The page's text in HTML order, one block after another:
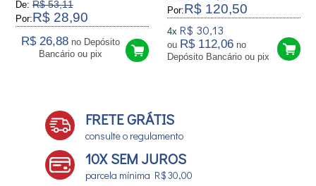
De: R$ 53,11
Por:R$ 28,90
R$ 26,88 no Depósito
Bancário ou pix
Por:R$ 120,50
4x R$ 30,13
ou R$ 112,06 no
Depósito Bancário ou pix
FRETE GRÁTIS
consulte o regulamento
10X SEM JUROS
parcela mínima R$ 30,00